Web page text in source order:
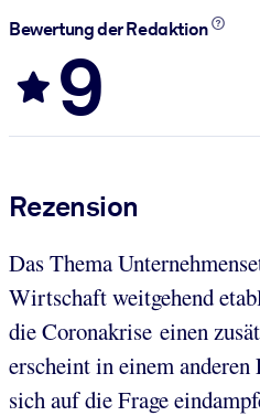
Bewertung der Redaktion
9
Rezension
Das Thema
Wirtschaft weitgehend
die Coronakrise einen
erscheint in einem
sich auf die Frage